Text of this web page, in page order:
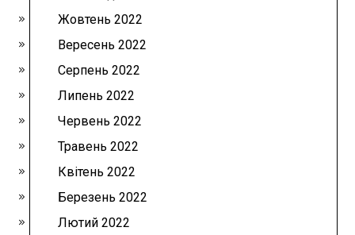
Жовтень 2022
Вересень 2022
Серпень 2022
Липень 2022
Червень 2022
Травень 2022
Квітень 2022
Березень 2022
Лютий 2022